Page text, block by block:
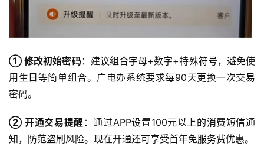
带
随
身
W
i
F
i
① 修改初始密码：建议组合字母+数字+特殊符号，避免使
用生日等简单组合。广电办系统要求每90天更换一次交易
密码。
② 开通交易提醒 ：通过APP设置100元以上的消费短信通
知，防范盗刷风险。现在开通还可享受首年免服务费优惠。